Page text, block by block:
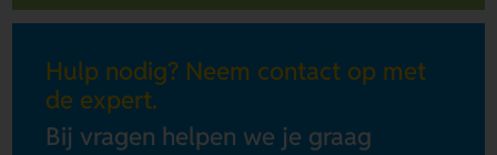
Hulp nodig? Neem contact op met
de expert.
Bij vragen helpen we je graag